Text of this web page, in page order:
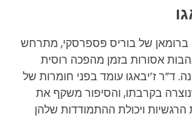
ברומאן של בוריס פּספרסקי, מתרחש
אסורות בזמן מהפכה רוסית
ד”ר ז’יבאגו עומד בפני חומרות של
בקרבתו, והסיפור משקף את
ויכולת ההתמודדות שלהן